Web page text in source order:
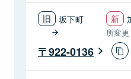
坂下町
所変更
922-0136